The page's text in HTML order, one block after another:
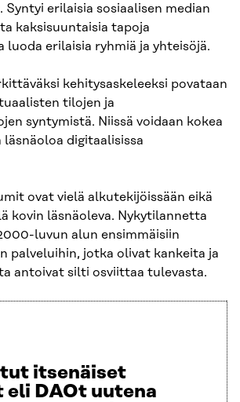
erilaisia sosiaalisen median
kaksisuuntaisia tapoja
luoda erilaisia ryhmiä ja yhteisöjä.
kehitysaskeleeksi povataan
tilojen ja
syntymistä. Niissä voidaan kokea
digitaalisissa
ovat vielä alkutekijöissään eikä
kovin läsnäoleva. Nykytilannetta
luvun alun ensimmäisiin
palveluihin, jotka olivat kankeita ja
antoivat silti osviittaa tulevasta.
itsenäiset
eli DAOt uutena